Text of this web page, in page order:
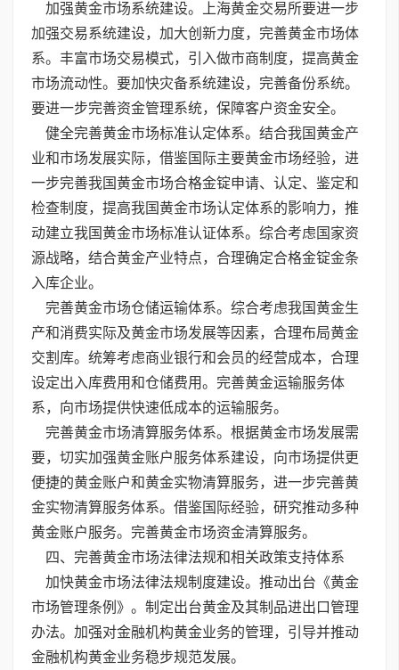
加强黄金市场系统建设。上海黄金交易所要进一步
加强交易系统建设，加大创新力度，完善黄金市场体
系。丰富市场交易模式，引入做市商制度，提高黄金
市场流动性。要加快灾备系统建设，完善备份系统。
要进一步完善资金管理系统，保障客户资金安全。
健全完善黄金市场标准认定体系。结合我国黄金产
业和市场发展实际，借鉴国际主要黄金市场经验，进
一步完善我国黄金市场合格金锭申请、认定、鉴定和
检查制度，提高我国黄金市场认定体系的影响力，推
动建立我国黄金市场标准认证体系。综合考虑国家资
源战略，结合黄金产业特点，合理确定合格金锭金条
入库企业。
完善黄金市场仓储运输体系。综合考虑我国黄金生
产和消费实际及黄金市场发展等因素，合理布局黄金
交割库。统筹考虑商业银行和会员的经营成本，合理
设定出入库费用和仓储费用。完善黄金运输服务体
系，向市场提供快速低成本的运输服务。
完善黄金市场清算服务体系。根据黄金市场发展需
要，切实加强黄金账户服务体系建设，向市场提供更
便捷的黄金账户和黄金实物清算服务，进一步完善黄
金实物清算服务体系。借鉴国际经验，研究推动多种
黄金账户服务。完善黄金市场资金清算服务。
四、完善黄金市场法律法规和相关政策支持体系
加快黄金市场法律法规制度建设。推动出台《黄金
市场管理条例》。制定出台黄金及其制品进出口管理
办法。加强对金融机构黄金业务的管理，引导并推动
金融机构黄金业务稳步规范发展。